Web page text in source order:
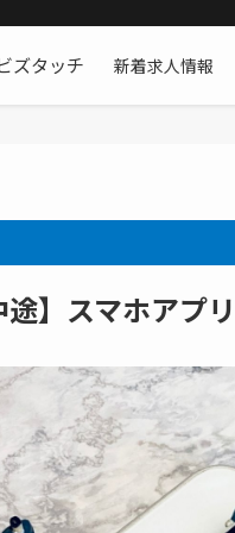
ビズタッチ
新着求人情報
途】スマホアプ